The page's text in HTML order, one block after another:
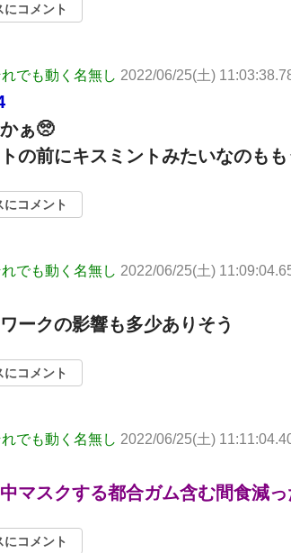
にコメント
でも動く名無し 2022/06/25(土)
ぁ🥺
の前にキスミントみたいなのも
にコメント
でも動く名無し 2022/06/25(土)
ークの影響も多少ありそう
にコメント
でも動く名無し 2022/06/25(土)
マスクする都合ガム含む間食減っ
にコメント